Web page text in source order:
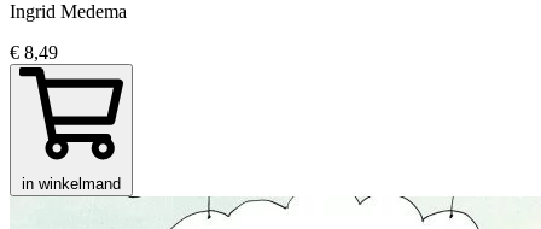
Ingrid Medema
€ 8,49
in winkelmand